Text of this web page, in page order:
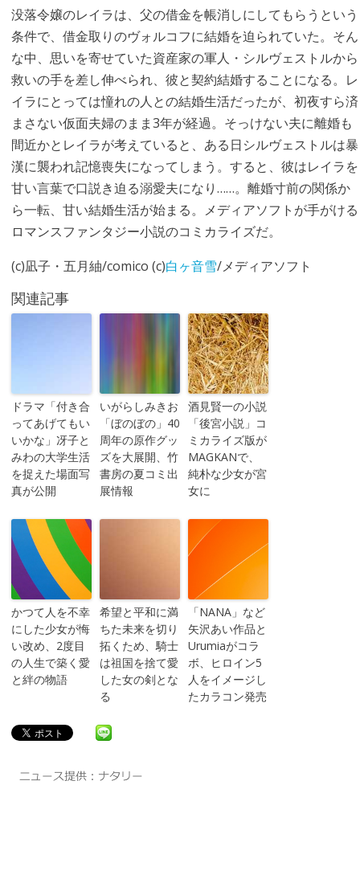
没落令嬢のレイラは、父の借金を帳消しにしてもらうという
条件で、借金取りのヴォルコフに結婚を迫られていた。そん
な中、思いを寄せていた資産家の軍人・シルヴェストルから
救いの手を差し伸べられ、彼と契約結婚することになる。レ
イラにとっては憧れの人との結婚生活だったが、初夜すら済
まさない仮面夫婦のまま3年が経過。そっけない夫に離婚も
間近かとレイラが考えていると、ある日シルヴェストルは暴
漢に襲われ記憶喪失になってしまう。すると、彼はレイラを
甘い言葉で口説き迫る溺愛夫になり……。離婚寸前の関係か
ら一転、甘い結婚生活が始まる。メディアソフトが手がける
ロマンスファンタジー小説のコミカライズだ。
(c)凪子・五月紬/comico (c)白ヶ音雪/メディアソフト
関連記事
ドラマ「付き合
ってあげてもい
いかな」冴子と
みわの大学生活
を捉えた場面写
真が公開
いがらしみきお
「ぼのぼの」40
周年の原作グッ
ズを大展開、竹
書房の夏コミ出
展情報
酒見賢一の小説
「後宮小説」コ
ミカライズ版が
MAGKANで、
純朴な少女が宮
女に
かつて人を不幸
にした少女が悔
い改め、2度目
の人生で築く愛
と絆の物語
希望と平和に満
ちた未来を切り
拓くため、騎士
は祖国を捨て愛
した女の剣とな
る
「NANA」など
矢沢あい作品と
Urumiaがコラ
ボ、ヒロイン5
人をイメージし
たカラコン発売